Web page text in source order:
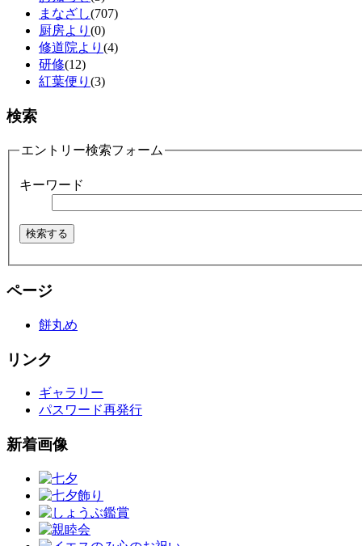
まなざし(707)
厨房より (0)
修道院より (4)
研修(12)
紅葉便り (3)
検索
エントリー検索フォーム
キーワード
ページ
餅丸め
リンク
ギャラリー
パスワード再発行
新着画像